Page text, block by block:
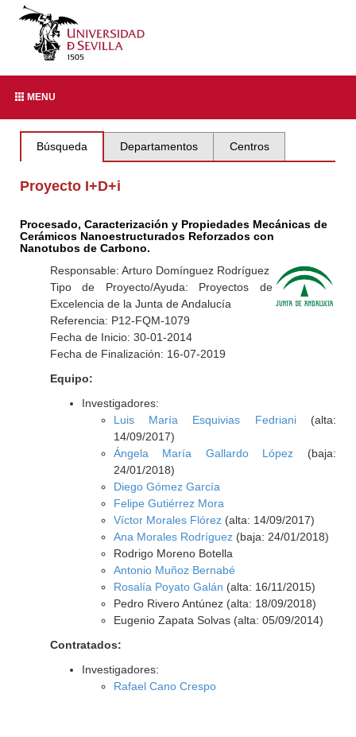
MENU
Búsqueda Departamentos Centros
Proyecto I+D+i
Procesado, Caracterización y Propiedades Mecánicas de
Cerámicos Nanoestructurados Reforzados con
Nanotubos de Carbono.
Responsable: Arturo Domínguez Rodríguez
Tipo de Proyecto/Ayuda: Proyectos de
Excelencia de la Junta de Andalucía
Referencia: P12-FQM-1079
Fecha de Inicio: 30-01-2014
Fecha de Finalización: 16-07-2019
Equipo:
Investigadores:
Luis María Esquivias Fedriani(alta:
14/09/2017)
Ángela María Gallardo López (baja:
24/01/2018)
Diego Gómez García
Felipe Gutiérrez Mora
Víctor Morales Flórez(alta: 14/09/2017)
Ana Morales Rodríguez(baja: 24/01/2018)
Rodrigo Moreno Botella
Antonio Muñoz Bernabé
Rosalía Poyato Galán (alta: 16/11/2015)
Pedro Rivero Antúnez (alta: 18/09/2018)
Eugenio Zapata Solvas (alta: 05/09/2014)
Contratados:
Investigadores:
Rafael Cano Crespo